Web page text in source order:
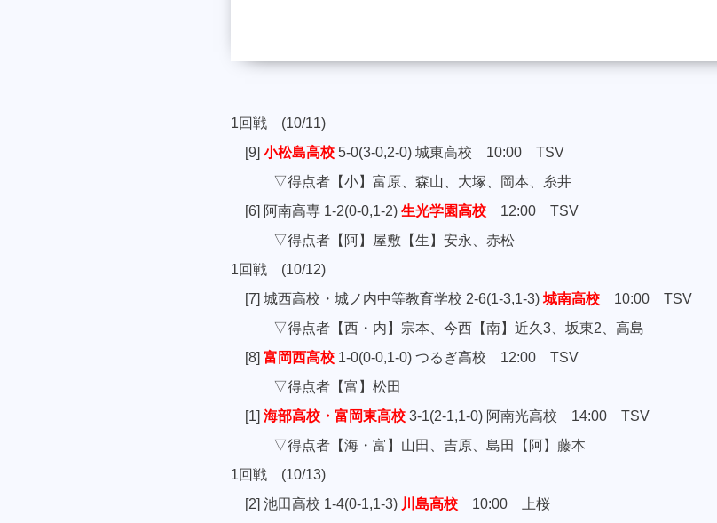
1回戦 (10/11)
[9] 小松島高校 5-0(3-0,2-0) 城東高校 10:00 TSV
▽得点者【小】富原、森山、大塚、岡本、糸井
[6] 阿南高専 1-2(0-0,1-2) 生光学園高校 12:00 TSV
▽得点者【阿】屋敷【生】安永、赤松
1回戦 (10/12)
[7] 城西高校・城ノ内中等教育学校 2-6(1-3,1-3) 城南高校 10:00 TSV
▽得点者【西・内】宗本、今西【南】近久3、坂東2、高島
[8] 富岡西高校 1-0(0-0,1-0) つるぎ高校 12:00 TSV
▽得点者【富】松田
[1] 海部高校・富岡東高校 3-1(2-1,1-0) 阿南光高校 14:00 TSV
▽得点者【海・富】山田、吉原、島田【阿】藤本
1回戦 (10/13)
[2] 池田高校 1-4(0-1,1-3) 川島高校 10:00 上桜